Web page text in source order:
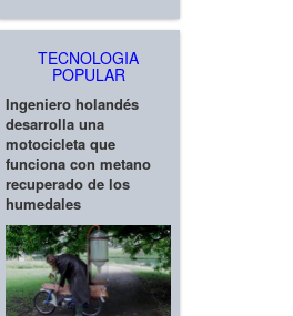
TECNOLOGIA
POPULAR
Ingeniero holandés
desarrolla una
motocicleta que
funciona con metano
recuperado de los
humedales